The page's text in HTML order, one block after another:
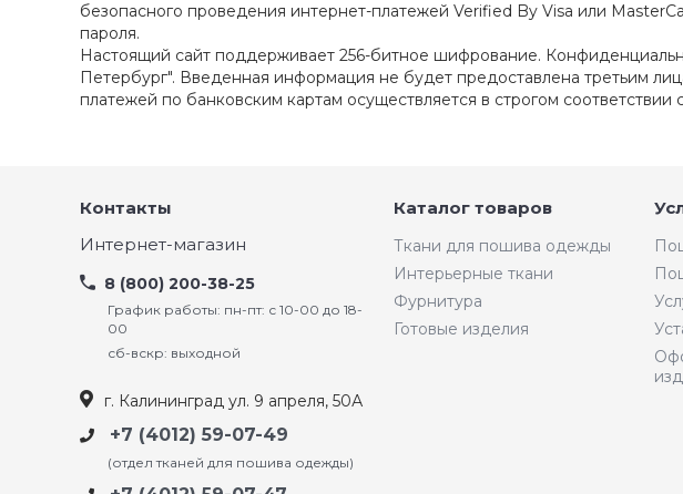
безопасного проведения интернет-платежей Verified By Visa или
пароля.
Настоящий сайт поддерживает 256-битное шифрование.
Петербург". Введенная информация не будет предоставлена третьим
платежей по банковским картам осуществляется в строгом
Контакты
Интернет-магазин
8 (800) 200-38-25
График работы: пн-пт: с 10-00 до 18-
00
сб-вскр: выходной
г. Калининград ул. 9 апреля, 50А
+7 (4012) 59-07-49
(отдел тканей для пошива одежды)
Каталог товаров
Ткани для пошива одежды
Интерьерные ткани
Фурнитура
Готовые изделия